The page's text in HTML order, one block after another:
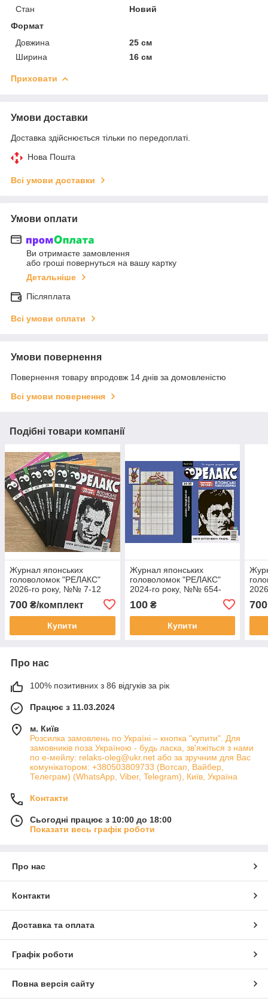
Стан
Новий
Формат
Довжина
25 см
Ширина
16 см
Приховати
Умови доставки
Доставка здійснюється тільки по передоплаті.
Нова Пошта
Всі умови доставки
Умови оплати
Ви отримаєте замовлення
або гроші повернуться на вашу картку
Детальніше
Післяплата
Всі умови оплати
Умови повернення
Повернення товару впродовж 14 днів за домовленістю
Всі умови повернення
Подібні товари компанії
Журнал японських
головоломок "РЕЛАКС"
2026-го року, №№ 7-12
700 ₴/комплект
Купити
Журнал японських
головоломок "РЕЛАКС"
2024-го року, №№ 654-
100₴
Купити
700
Про нас
100% позитивних з 86 відгуків за рік
Працює з 11.03.2024
м. Київ
Розсилка замовлень по Україні – кнопка "купити". Для
замовників поза Україною - будь ласка, зв'яжіться з нами
по е-мейлу: relaks-oleg@ukr.net або за зручним для Вас
комунікатором: +380503809733 (Вотсап, Вайбер,
Телеграм) (WhatsApp, Viber, Telegram), Київ, Україна
Контакти
Сьогодні працює з 10:00 до 18:00
Показати весь графік роботи
Про нас
Контакти
Доставка та оплата
Графік роботи
Повна версія сайту